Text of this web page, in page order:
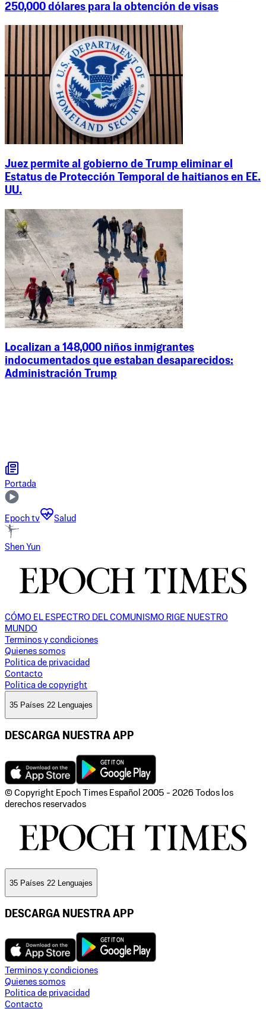
250,000 dólares para la obtención de visas
Juez permite al gobierno de Trump eliminar el
Estatus de Protección Temporal de haitianos en EE.
UU.
Localizan a 148,000 niños inmigrantes
indocumentados que estaban desaparecidos:
Administración Trump
Portada
Epoch tv Salud
Shen Yun
CÓMO EL ESPECTRO DEL COMUNISMO RIGE NUESTRO
MUNDO
Terminos y condiciones
Quienes somos
Politica de privacidad
Contacto
Politica de copyright
35 Países 22 Lenguajes
DESCARGA NUESTRA APP
© Copyright Epoch Times Español 2005 - 2026 Todos los
derechos reservados
35 Países 22 Lenguajes
DESCARGA NUESTRA APP
Terminos y condiciones
Quienes somos
Politica de privacidad
Contacto